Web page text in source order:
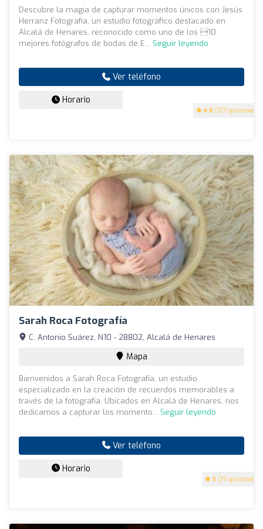
4.6 (137 opiniones)
Descubre la magia de capturar momentos únicos con Jesús
Herranz Fotografía, un estudio fotográfico destacado en
Alcalá de Henares, reconocido como uno de los 10
mejores fotógrafos de bodas de E... Seguir leyendo
Ver teléfono
Horario
Sarah Roca Fotografía
5 (77 opiniones)
C. Antonio Suárez, N10 - 28802, Alcalá de Henares
Mapa
Bienvenidos a Sarah Roca Fotografía, un estudio
especializado en la creación de recuerdos memorables a
través de la fotografía. Ubicados en Alcalá de Henares, nos
dedicamos a capturar los momento... Seguir leyendo
Ver teléfono
Horario